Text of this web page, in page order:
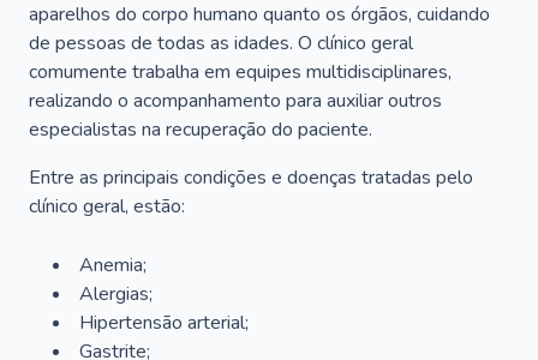
aparelhos do corpo humano quanto os órgãos, cuidando
de pessoas de todas as idades. O clínico geral
comumente trabalha em equipes multidisciplinares,
realizando o acompanhamento para auxiliar outros
especialistas na recuperação do paciente.
Entre as principais condições e doenças tratadas pelo
clínico geral, estão:
Anemia;
Alergias;
Hipertensão arterial;
Gastrite;